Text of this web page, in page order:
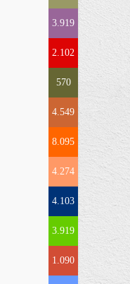
3.919
2.102
570
4.549
8.095
4.274
4.103
3.919
1.090